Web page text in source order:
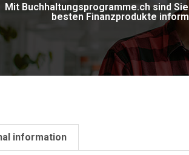
Mit Buchhaltungsprogramme.ch sind
besten Finanzprodukte
information